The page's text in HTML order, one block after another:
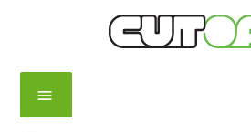
menu